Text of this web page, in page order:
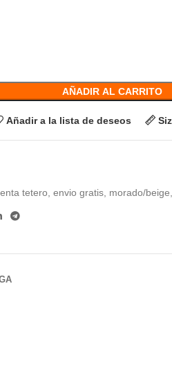
AÑADIR AL CARRITO
Añadir a la lista de deseos
tetero, envio gratis, morado/beige,